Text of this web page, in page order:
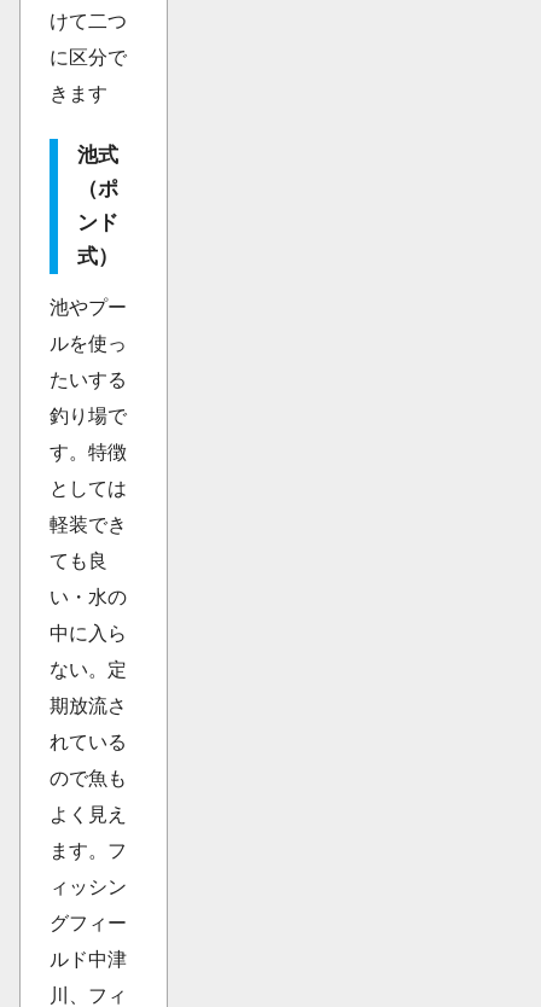
けて二つ
に区分で
きます
池式
（ポ
ンド
式）
池やプー
ルを使っ
たいする
釣り場で
す。特徴
としては
軽装でき
ても良
い・水の
中に入ら
ない。定
期放流さ
れている
ので魚も
よく見え
ます。フ
ィッシン
グフィー
ルド中津
川、フィ